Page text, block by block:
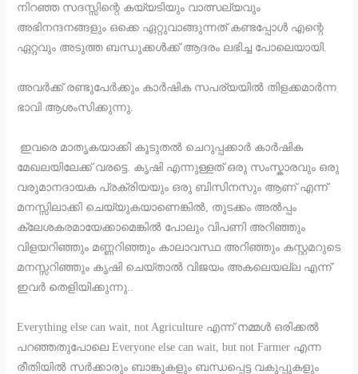
നിറഞ്ഞ സദസ്സിന്റെ കയ്യടിയും വാത്സല്യവും
അഭിനന്ദനങ്ങളും ഒക്കെ ഏറ്റുവാങ്ങുന്നത് കണ്ടപ്പോൾ എന്റെ
ഏറ്റവും അടുത്ത ബന്ധുക്കൾക്ക് ആദരം ലഭിച്ച പോലെയായി.
അവർക്ക് രണ്ടുപേർക്കും കാർഷിക സപര്യയിൽ തിളക്കമാർന്ന
ഭാവി ആശംസിക്കുന്നു.
ഇവരെ മാതൃകയാക്കി കൂടുതൽ ചെറുപ്പക്കാർ കാർഷിക
മേഖലയിലേക്ക് വരട്ടെ. കൃഷി എന്നുള്ളത് ഒരു സംസ്കാരവും ഒരു
വരുമാനദായക പ്രക്രിയയും ഒരു ബിസിനസും ആണ് എന്ന്
മനസ്സിലാക്കി ചെയ്യുകയാണെങ്കിൽ, തുടക്കം അൽപ്പം
ക്ലേശകരമായേക്കാമെങ്കിൽ പോലും വിപണി അറിഞ്ഞും
വിളയറിഞ്ഞും മണ്ണറിഞ്ഞും കാലാവസ്ഥ അറിഞ്ഞും കസ്റ്റമറുടെ
മനസ്സറിഞ്ഞും കൃഷി ചെയ്താൽ വിജയം അകലെയല്ല എന്ന്
ഇവർ തെളിയിക്കുന്നു..
Everything else can wait, not Agriculture എന്ന് നമ്മൾ ഒരിക്കൽ
പറഞ്ഞതുപോലെ Everyone else can wait, but not Farmer എന്ന
രീതിയിൽ സർക്കാരും ബാങ്കുകളും ബന്ധപ്പെട്ട വകുപ്പുകളും